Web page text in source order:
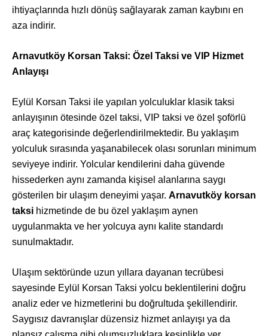
ihtiyaçlarında hızlı dönüş sağlayarak zaman kaybını en
aza indirir.
Arnavutköy Korsan Taksi: Özel Taksi ve VIP Hizmet
Anlayışı
Eylül Korsan Taksi ile yapılan yolculuklar klasik taksi
anlayışının ötesinde özel taksi, VIP taksi ve özel şoförlü
araç kategorisinde değerlendirilmektedir. Bu yaklaşım
yolculuk sırasında yaşanabilecek olası sorunları minimum
seviyeye indirir. Yolcular kendilerini daha güvende
hissederken aynı zamanda kişisel alanlarına saygı
gösterilen bir ulaşım deneyimi yaşar. Arnavutköy korsan
taksi hizmetinde de bu özel yaklaşım aynen
uygulanmakta ve her yolcuya aynı kalite standardı
sunulmaktadır.
Ulaşım sektöründe uzun yıllara dayanan tecrübesi
sayesinde Eylül Korsan Taksi yolcu beklentilerini doğru
analiz eder ve hizmetlerini bu doğrultuda şekillendirir.
Saygısız davranışlar düzensiz hizmet anlayışı ya da